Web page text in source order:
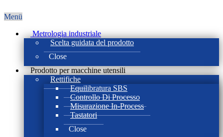
Menü
Metrologia industriale
Scelta guidata del prodotto
Close
Prodotto per macchine utensili
Rettifiche
Equilibratura SBS
Controllo Di Processo
Misurazione In-Process
Tastatori
Close